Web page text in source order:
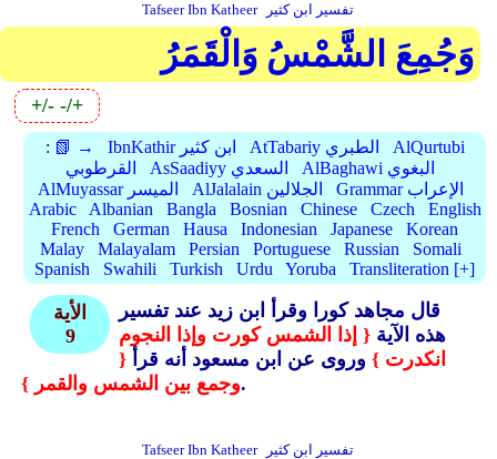
Tafseer Ibn Katheer تفسير ابن كثير
وَجُمِعَ الشَّمْسُ وَالْقَمَرُ
+/- -/+
: 📗 → IbnKathir ابن كثير AtTabariy الطبري
AlQurtubi
القرطوبي
AsSaadiyy السعدي
AlBaghawi البغوي
AlMuyassar الميسر
AlJalalain الجلالين
Grammar الإعراب
Arabic
Albanian Bangla Bosnian Chinese Czech
English
French
German Hausa Indonesian Japanese
Korean
Malay
Malayalam Persian Portuguese Russian
Somali
Spanish
Swahili Turkish Urdu Yoruba Transliteration [+]
الأية
9
قال مجاهد كورا وقرأ ابن زيد عند تفسير
هذه الآية { إذا الشمس كورت وإذا النجوم
انكدرت }وروى عن ابن مسعود أنه قرأ {
وجمع بين الشمس والقمر }.
Tafseer Ibn Katheer تفسير ابن كثير